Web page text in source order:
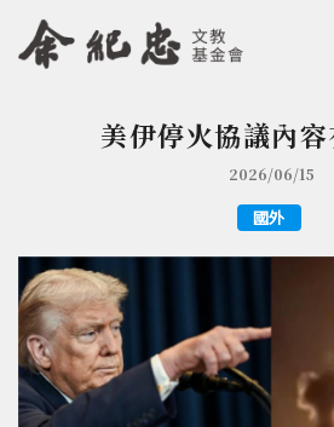
Jump to
Jump to Main
您在這裡美伊停火協議內容
2026/06/15
國外